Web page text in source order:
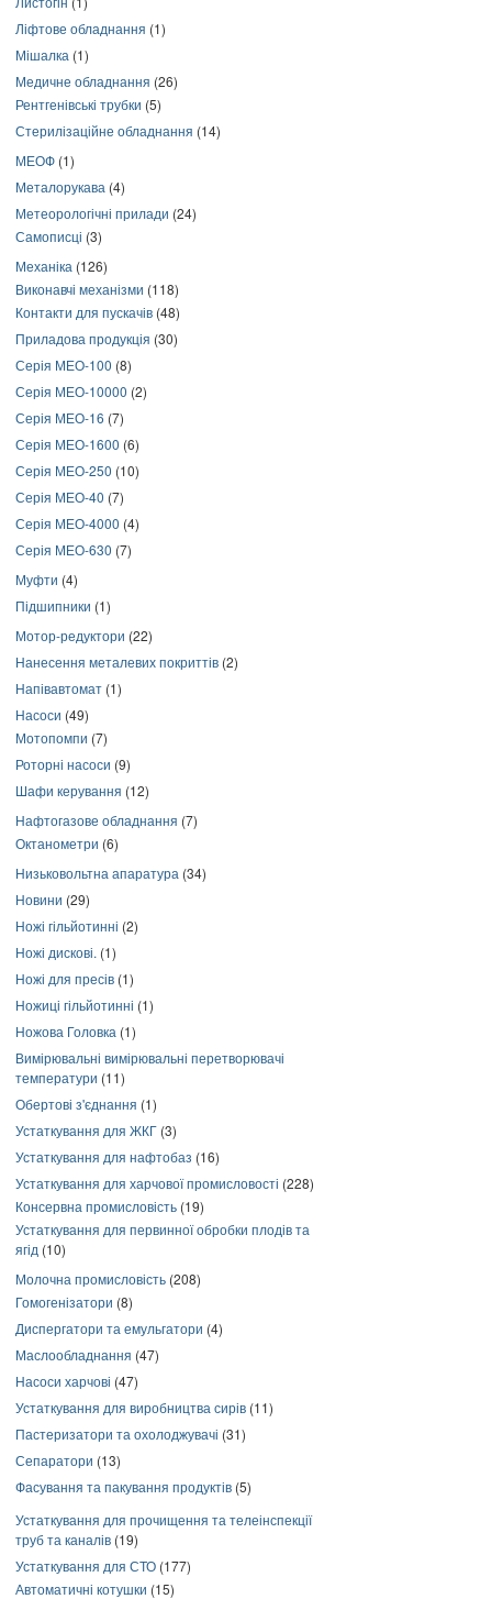
Ліфтове обладнання (1)
Мішалка (1)
Медичне обладнання (26)
Рентгенівські трубки (5)
Стерилізаційне обладнання (14)
МЕОФ (1)
Металорукава (4)
Метеорологічні прилади (24)
Самописці (3)
Механіка (126)
Виконавчі механізми (118)
Контакти для пускачів (48)
Приладова продукція (30)
Серія МЕО-100 (8)
Серія МЕО-10000 (2)
Серія МЕО-16 (7)
Серія МЕО-1600 (6)
Серія МЕО-250 (10)
Серія МЕО-40 (7)
Серія МЕО-4000 (4)
Серія МЕО-630 (7)
Муфти (4)
Підшипники (1)
Мотор-редуктори (22)
Нанесення металевих покриттів (2)
Напівавтомат (1)
Насоси (49)
Мотопомпи (7)
Роторні насоси (9)
Шафи керування (12)
Нафтогазове обладнання (7)
Октанометри (6)
Низьковольтна апаратура (34)
Новини (29)
Ножі гільйотинні (2)
Ножі дискові. (1)
Ножі для пресів (1)
Ножиці гільйотинні (1)
Ножова Головка (1)
Вимірювальні вимірювальні перетворювачі
температури (11)
Обертові з'єднання (1)
Устаткування для ЖКГ (3)
Устаткування для нафтобаз (16)
Устаткування для харчової промисловості (228)
Консервна промисловість (19)
Устаткування для первинної обробки плодів та
ягід (10)
Молочна промисловість (208)
Гомогенізатори (8)
Диспергатори та емульгатори (4)
Маслообладнання (47)
Насоси харчові (47)
Устаткування для виробництва сирів (11)
Пастеризатори та охолоджувачі (31)
Сепаратори (13)
Фасування та пакування продуктів (5)
Устаткування для прочищення та телеінспекції
труб та каналів (19)
Устаткування для СТО (177)
Автоматичні котушки (15)